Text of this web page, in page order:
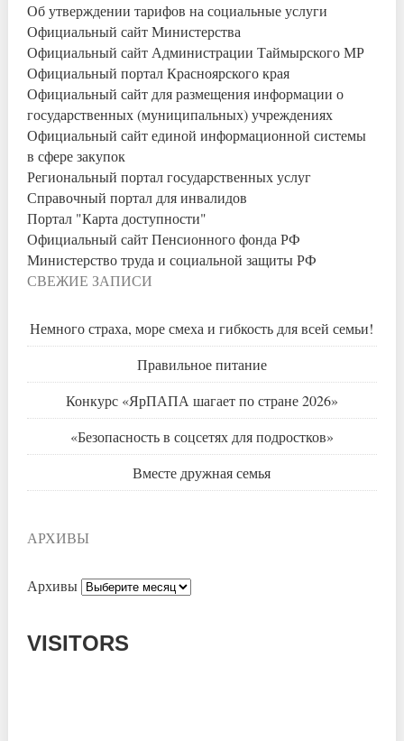
Об утверждении тарифов на социальные услуги
Официальный сайт Министерства
Официальный сайт Администрации Таймырского МР
Официальный портал Красноярского края
Официальный сайт для размещения информации о
государственных (муниципальных) учреждениях
Официальный сайт единой информационной системы
в сфере закупок
Региональный портал государственных услуг
Справочный портал для инвалидов
Портал "Карта доступности"
Официальный сайт Пенсионного фонда РФ
Министерство труда и социальной защиты РФ
СВЕЖИЕ ЗАПИСИ
Немного страха, море смеха и гибкость для всей семьи!
Правильное питание
Конкурс «ЯрПАПА шагает по стране 2026»
«Безопасность в соцсетях для подростков»
Вместе дружная семья
АРХИВЫ
Архивы
VISITORS